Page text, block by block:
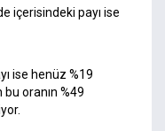
içerisindeki payı ise
ise henüz %19
bu oranın %49